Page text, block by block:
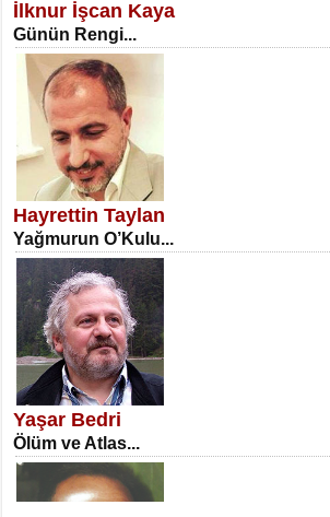
NECLA DİLEK ARSLAN
Öğretmenler Günü Mahkemesi...
İSA KARATEPE
Ekranlar Arasında Kaybolan İnsan...
İlknur İşcan Kaya
Günün Rengi...
Hayrettin Taylan
Yağmurun O’Kulu...
Yaşar Bedri
Ölüm ve Atlas...